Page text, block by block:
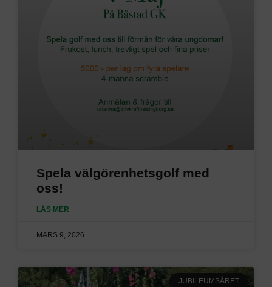
Spela välgörenhetsgolf med
oss!
LÄS MER
MARS 9, 2026
JUBILEUMSÅRET